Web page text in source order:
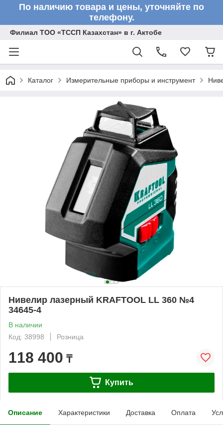
По наличию товара и цены, уточняйте по
телефону.
Филиал ТОО «ТССП Казахстан» в г. Актобе
Каталог Измерительные приборы и инструмент
Нивелир лазерный KRAFTOOL LL 360 №4
34645-4
В наличии
Код: 38998
Розница
118 400 ₸
Купить
Описание Характеристики Доставка Оплата